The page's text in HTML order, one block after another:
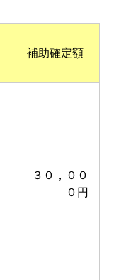
補助確定額
３０，００
０円